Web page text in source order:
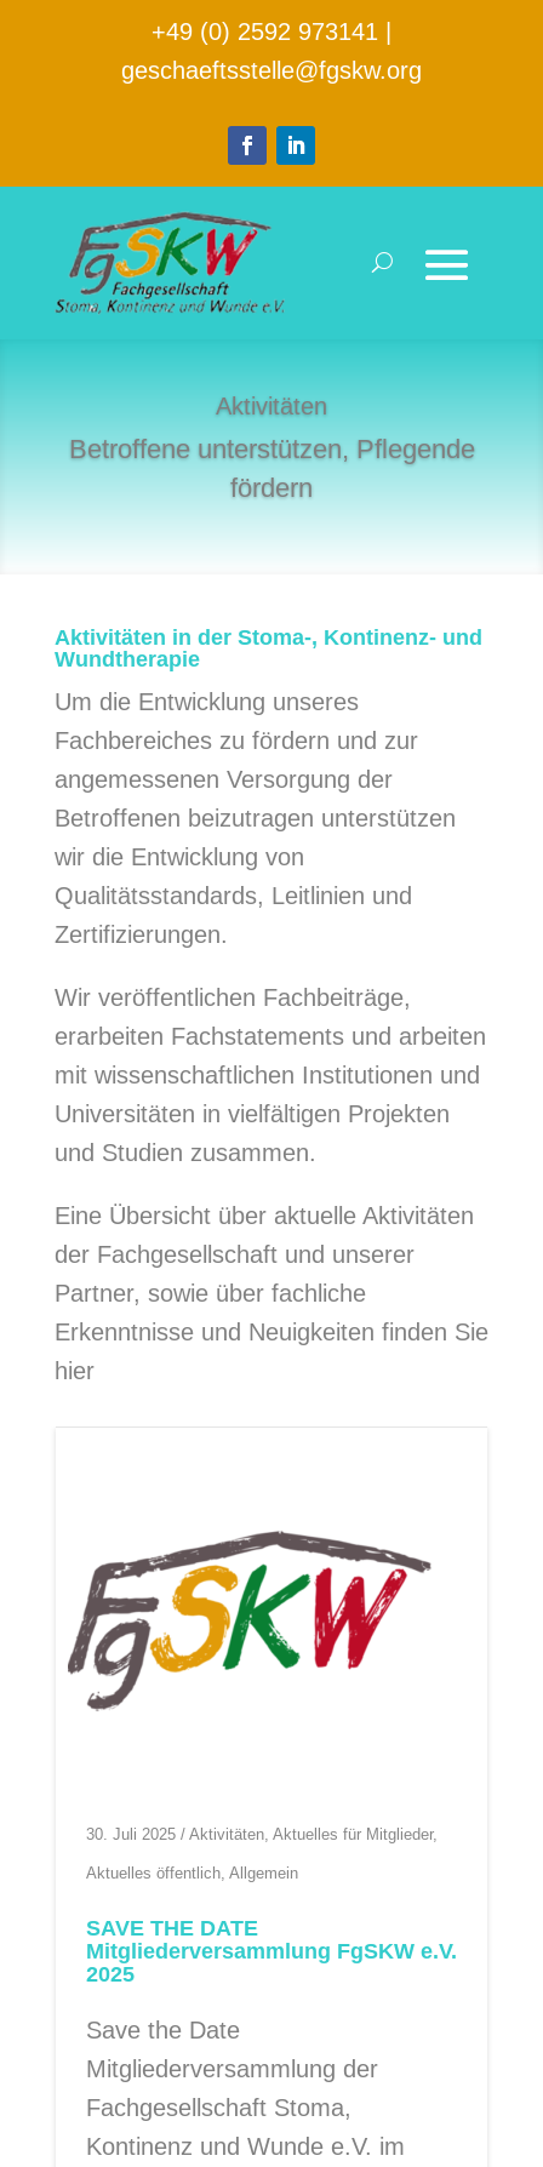
+49 (0) 2592 973141
geschaeftsstelle@fgskw.org
Aktivitäten
Betroffene unterstützen, Pflegende
fördern
Aktivitäten in der Stoma-, Kontinenz- und
Wundtherapie
Um die Entwicklung unseres
Fachbereiches zu fördern und zur
angemessenen Versorgung der
Betroffenen beizutragen unterstützen
wir die Entwicklung von
Qualitätsstandards, Leitlinien und
Zertifizierungen.
Wir veröffentlichen Fachbeiträge,
erarbeiten Fachstatements und arbeiten
mit wissenschaftlichen Institutionen und
Universitäten in vielfältigen Projekten
und Studien zusammen.
Eine Übersicht über aktuelle Aktivitäten
der Fachgesellschaft und unserer
Partner, sowie über fachliche
Erkenntnisse und Neuigkeiten finden Sie
hier
30. Juli 2025/ Aktivitäten, Aktuelles für Mitglieder,
Aktuelles öffentlich, Allgemein
SAVE THE DATE
Mitgliederversammlung FgSKW e.V.
2025
Save the Date
Mitgliederversammlung der
Fachgesellschaft Stoma,
Kontinenz und Wunde e.V. im